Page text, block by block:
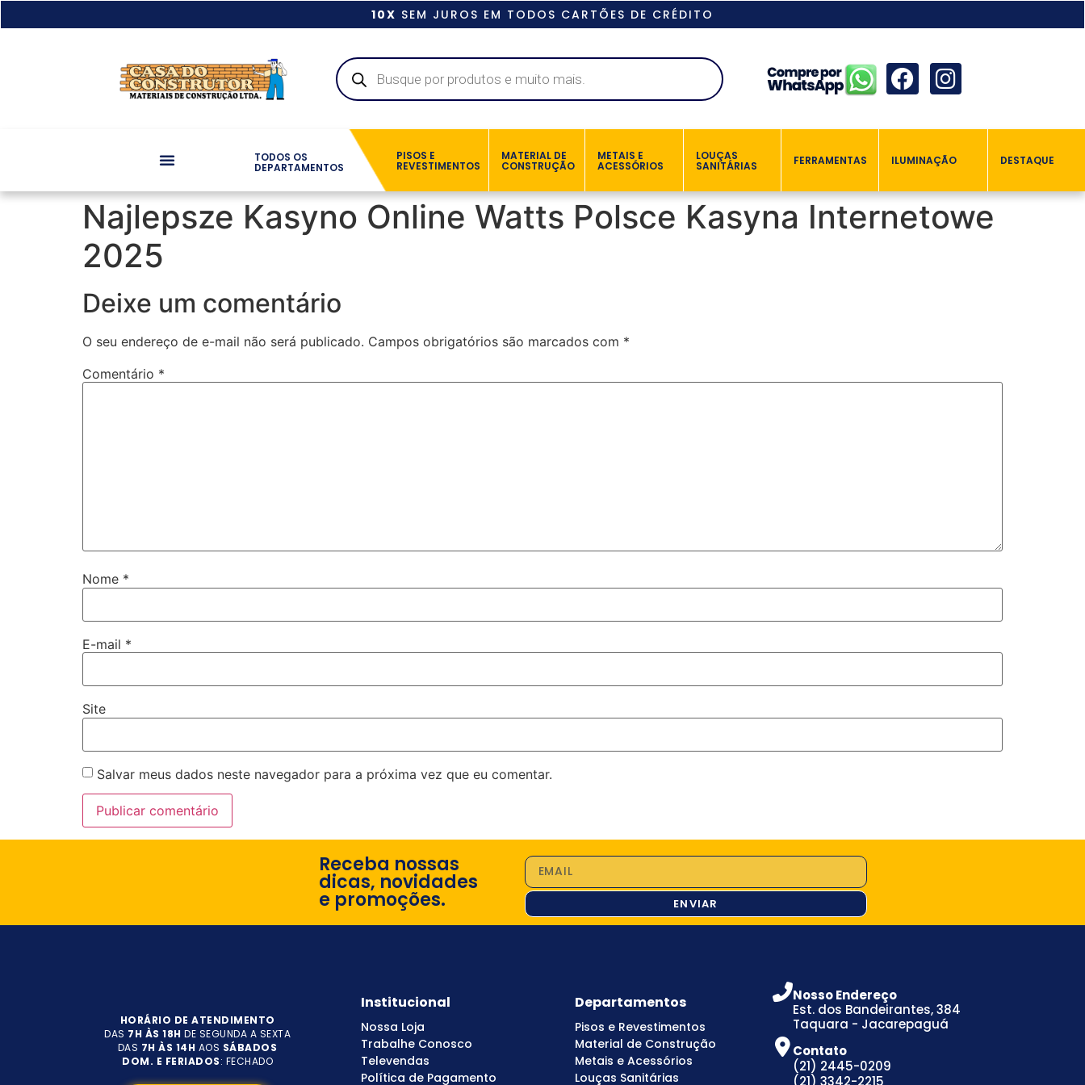
10X SEM JUROS EM TODOS CARTÕES DE CRÉDITO
TODOS OS
DEPARTAMENTOS
PISOS E
REVESTIMENTOS
MATERIAL DE
CONSTRUÇÃO
METAIS E
ACESSÓRIOS
LOUÇAS
SANITÁRIAS FERRAMENTAS ILUMINAÇÃO DESTAQUE
Najlepsze Kasyno Online Watts Polsce Kasyna Internetowe
2025
Deixe um comentário
O seu endereço de e-mail não será publicado. Campos obrigatórios são marcados com *
Comentário *
Nome *
E-mail *
Site
Salvar meus dados neste navegador para a próxima vez que eu comentar.
Receba nossas
dicas, novidades
e promoções. ENVIAR
HORÁRIO DE ATENDIMENTO
DAS 7H ÀS 18H DE SEGUNDA A SEXTA
DAS 7H ÀS 14H AOS SÁBADOS
DOM. E FERIADOS: FECHADO
Institucional
Nossa Loja
Trabalhe Conosco
Televendas
Política de Pagamento
Departamentos
Pisos e Revestimentos
Material de Construção
Metais e Acessórios
Louças Sanitárias
Nosso Endereço
Est. dos Bandeirantes, 384
Taquara - Jacarepaguá
Contato
(21) 2445-0209
(21) 3342-2215